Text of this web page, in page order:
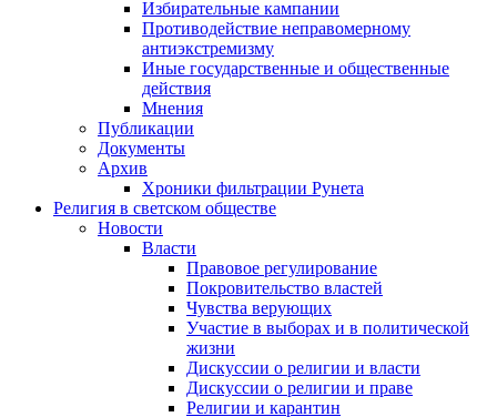
Избирательные кампании
Противодействие неправомерному
антиэкстремизму
Иные государственные и общественные
действия
Мнения
Публикации
Документы
Архив
Хроники фильтрации Рунета
Религия в светском обществе
Новости
Власти
Правовое регулирование
Покровительство властей
Чувства верующих
Участие в выборах и в политической
жизни
Дискуссии о религии и власти
Дискуссии о религии и праве
Религии и карантин